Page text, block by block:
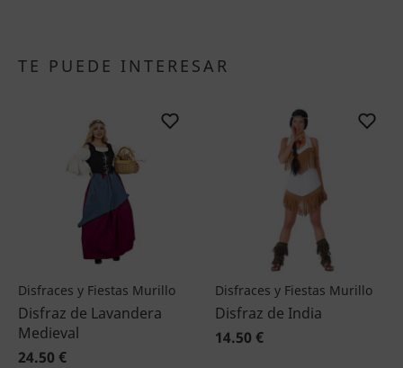
TE PUEDE INTERESAR
Disfraces y Fiestas Murillo
Disfraz de Lavandera
Medieval
24.50 €
Disfraces y Fiestas Murillo
Disfraz de India
14.50 €